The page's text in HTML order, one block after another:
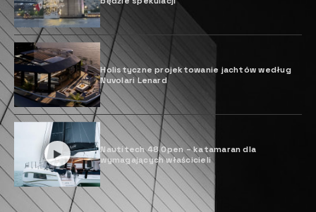
A
ura 51 wyznacza nowy etap w ewolucji
gamy katamaranów żaglowych
Fountaine Pajot. Jest także dowodem
na to, że stocznia nie zwalnia tempa,
jeśli chodzi o rozwiązania ekologiczne.
Układ pokładu Aura 51, który został całkowicie
przeprojektowany, wyznacza nową erę w gamie
katamaranów Fountaine Pajot. Nowością na tym 51-
stopowym katamaranie jest całkowite otwarcie